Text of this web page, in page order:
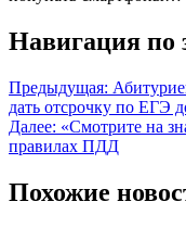
Навигация по
Предыдущая:
дать отсрочку по ЕГЭ
Далее: «Смотрите на
правилах ПДД
Похожие